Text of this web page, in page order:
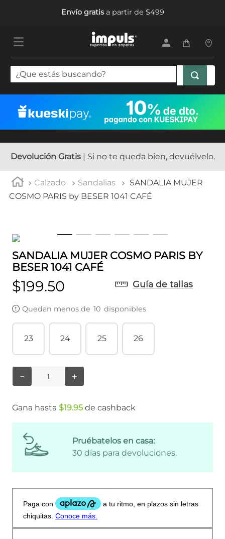
Envío gratisa partir de $499
¿Que estás buscando?
Devolución Gratis| Si no te queda bien, devuélvelo.
Calzado Sandalias
SANDALIA MUJER
COSMO PARIS by BESER 1041 CAFÉ
SANDALIA MUJER COSMO PARIS BY
BESER 1041 CAFÉ
$199.50 Guía de tallas
Quedan menos de 10 disponibles
23 24 25 26
＋
－
Gana hasta $19.95 de cashback
Pruébatelos en casa:
30 días para devoluciones.
1.
tenis mujer
tenis hombre
5. tenis niña